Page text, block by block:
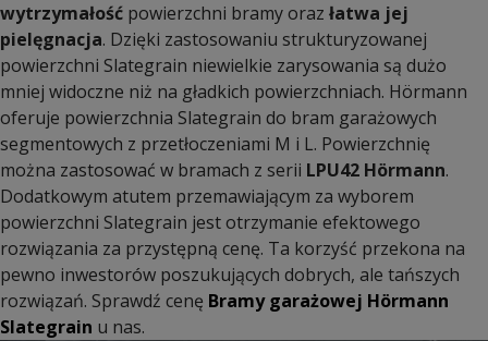
wytrzymałość powierzchni bramy oraz łatwa jej
pielęgnacja. Dzięki zastosowaniu strukturyzowanej
powierzchni Slategrain niewielkie zarysowania są dużo
mniej widoczne niż na gładkich powierzchniach. Hörmann
oferuje powierzchnia Slategrain do bram garażowych
segmentowych z przetłoczeniami M i L. Powierzchnię
można zastosować w bramach z serii LPU42 Hörmann.
Dodatkowym atutem przemawiającym za wyborem
powierzchni Slategrain jest otrzymanie efektowego
rozwiązania za przystępną cenę. Ta korzyść przekona na
pewno inwestorów poszukujących dobrych, ale tańszych
rozwiązań. Sprawdź cenę Bramy garażowej Hörmann
Slategrain u nas.